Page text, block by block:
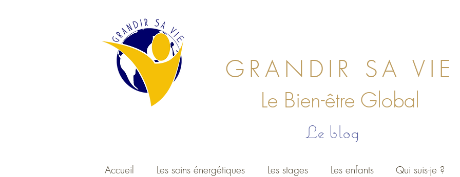
GRANDIR SA VIE
Le Bien-être Global
Accueil Les soins énergétiques Les stages Les enfants Qui suis-je ?
Le blog